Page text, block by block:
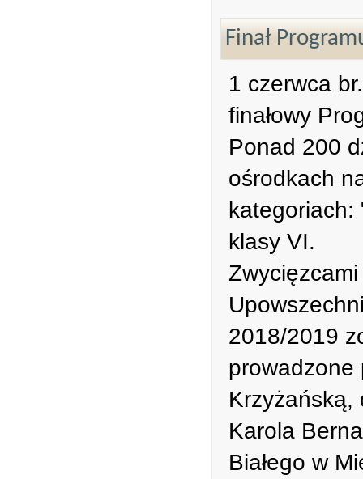
Finał
1 czerwca
finałowy
Ponad 200
ośrodkach
kategoriach:
klasy VI.
2018/2019
prowadzone
Krzyżańską,
Karola
Białego w